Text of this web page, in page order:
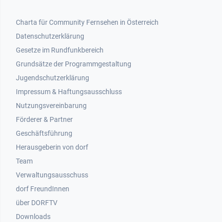
Footer 1
Charta für Community Fernsehen in Österreich
Datenschutzerklärung
Gesetze im Rundfunkbereich
Grundsätze der Programmgestaltung
Jugendschutzerklärung
Impressum & Haftungsausschluss
Nutzungsvereinbarung
Footer 2
Förderer & Partner
Geschäftsführung
Herausgeberin von dorf
Team
Verwaltungsausschuss
dorf FreundInnen
Footer 3
über DORFTV
Downloads